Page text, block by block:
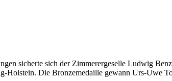
sicherte sich der Zimmerergeselle Ludwig
Die Bronzemedaille gewann Urs-Uwe